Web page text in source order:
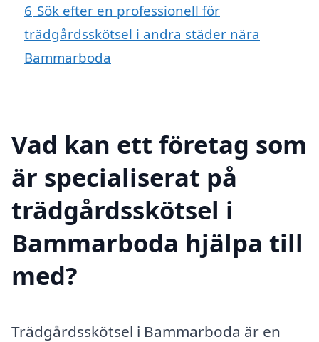
6 Sök efter en professionell för
trädgårdsskötsel i andra städer nära
Bammarboda
Vad kan ett företag som
är specialiserat på
trädgårdsskötsel i
Bammarboda hjälpa till
med?
Trädgårdsskötsel i Bammarboda är en